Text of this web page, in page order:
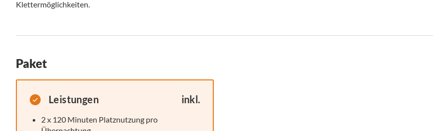
Klettermöglichkeiten.
Paket
Leistungen inkl.
2 x 120 Minuten Platznutzung pro